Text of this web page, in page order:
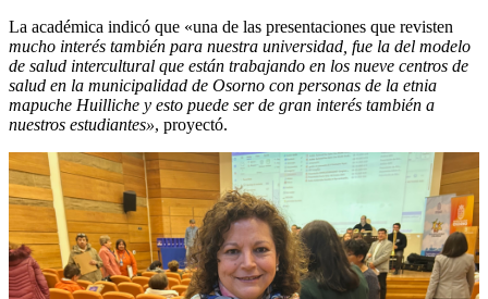
La académica indicó que «una de las presentaciones que revisten
mucho interés también para nuestra universidad, fue la del modelo
de salud intercultural que están trabajando en los nueve centros de
salud en la municipalidad de Osorno con personas de la etnia
mapuche Huilliche y esto puede ser de gran interés también a
nuestros estudiantes», proyectó.